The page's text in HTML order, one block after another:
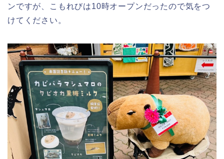
ンですが、こもれびは10時オープンだったので気をつ
けてください。